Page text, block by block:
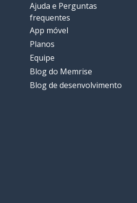
Ajuda e Perguntas
frequentes
App móvel
Planos
Equipe
Blog do Memrise
Blog de desenvolvimento